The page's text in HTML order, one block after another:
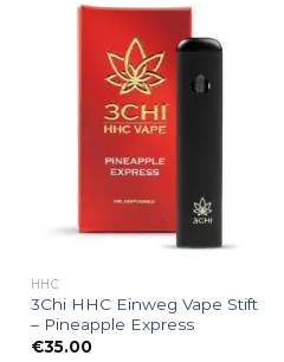
HHC
3Chi HHC Einweg Vape Stift
– Pineapple Express
€35.00